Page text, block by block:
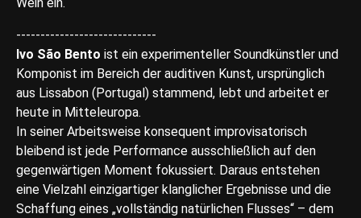
Wein ein.
-----------------------------
Ivo São Bento ist ein experimenteller Soundkünstler und
Komponist im Bereich der auditiven Kunst, ursprünglich
aus Lissabon (Portugal) stammend, lebt und arbeitet er
heute in Mitteleuropa.
In seiner Arbeitsweise konsequent improvisatorisch
bleibend ist jede Performance ausschließlich auf den
gegenwärtigen Moment fokussiert. Daraus entstehen
eine Vielzahl einzigartiger klanglicher Ergebnisse und die
Schaffung eines „vollständig natürlichen Flusses“ – dem